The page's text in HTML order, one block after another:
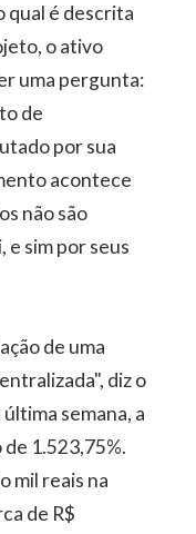
qual é descrita
o ativo
uma pergunta:
de
por sua
acontece
não são
e sim por seus
de uma
diz o
semana, a
1.523,75%.
mil reais na
de R$